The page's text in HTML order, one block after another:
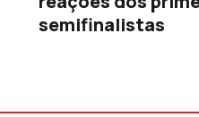
semifinalistas